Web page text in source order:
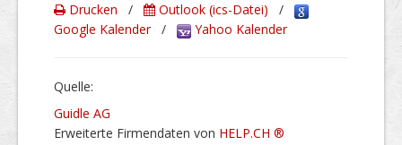
Drucken / Outlook (ics-Datei) /
Google Kalender/ Yahoo Kalender
Quelle:
Guidle AG
Erweiterte Firmendaten von HELP.CH ®